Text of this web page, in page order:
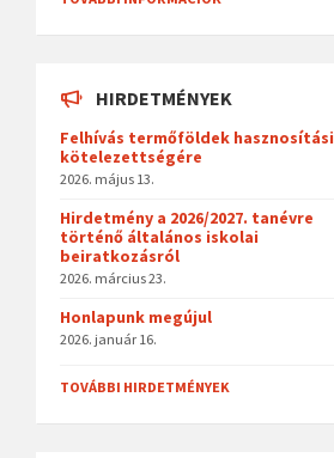
HIRDETMÉNYEK
Felhívás termőföldek hasznosítási
kötelezettségére
2026. május 13.
Hirdetmény a 2026/2027. tanévre
történő általános iskolai
beiratkozásról
2026. március 23.
Honlapunk megújul
2026. január 16.
TOVÁBBI HIRDETMÉNYEK